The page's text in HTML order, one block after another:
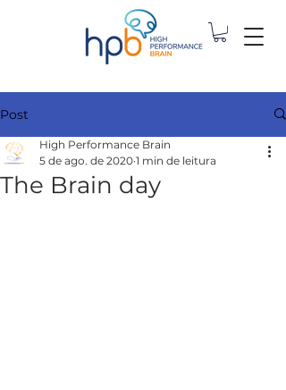
Post
The Brain day
High Performance Brain
5 de ago. de 2020 1 min de leitura